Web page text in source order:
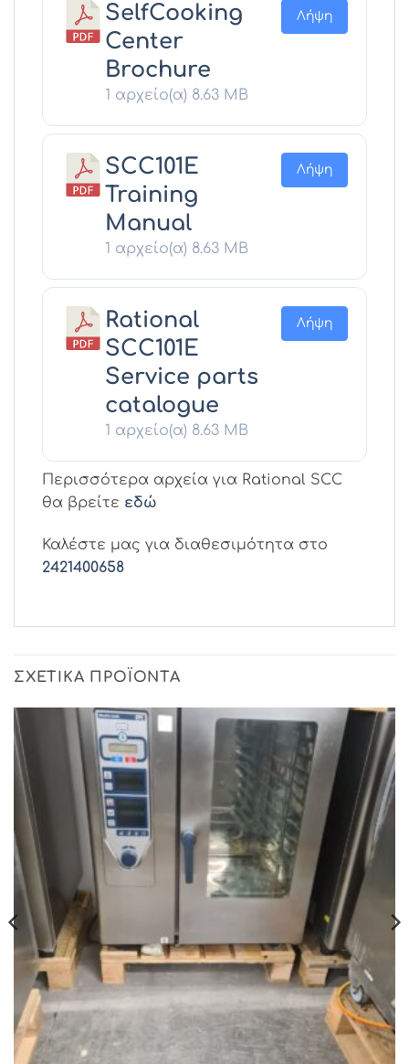
SelfCooking
Center
Brochure
1 αρχείο(α) 8.63 MB
Λήψη
SCC101E
Training
Manual
1 αρχείο(α) 8.63 MB
Λήψη
Rational
SCC101E
Service parts
catalogue
1 αρχείο(α) 8.63 MB
Λήψη
Περισσότερα αρχεία για Rational SCC
θα βρείτε εδώ
Καλέστε μας για διαθεσιμότητα στο
2421400658
ΣΧΕΤΙΚΆ ΠΡΟΪΌΝΤΑ